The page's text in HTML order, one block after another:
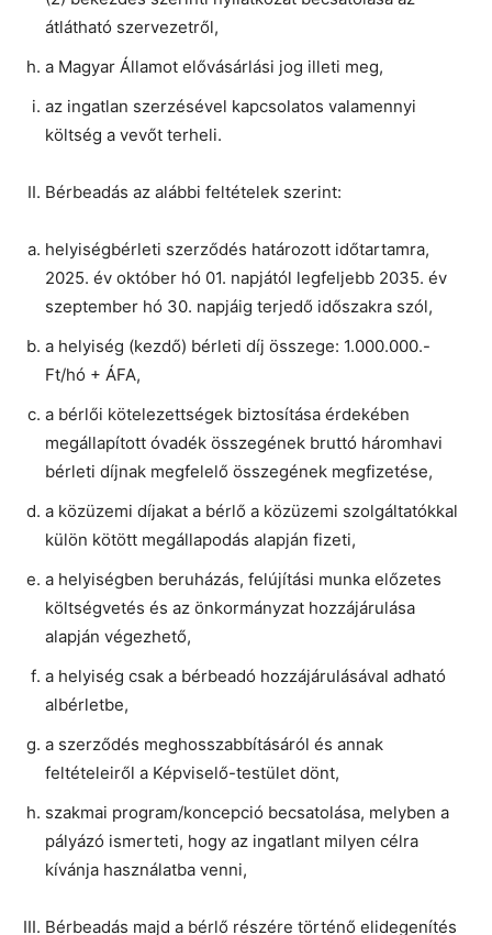
átlátható szervezetről,
a Magyar Államot elővásárlási jog illeti meg,
az ingatlan szerzésével kapcsolatos valamennyi
költség a vevőt terheli.
Bérbeadás az alábbi feltételek szerint:
helyiségbérleti szerződés határozott időtartamra,
2025. év október hó 01. napjától legfeljebb 2035. év
szeptember hó 30. napjáig terjedő időszakra szól,
a helyiség (kezdő) bérleti díj összege: 1.000.000.-
Ft/hó + ÁFA,
a bérlői kötelezettségek biztosítása érdekében
megállapított óvadék összegének bruttó háromhavi
bérleti díjnak megfelelő összegének megfizetése,
a közüzemi díjakat a bérlő a közüzemi szolgáltatókkal
külön kötött megállapodás alapján fizeti,
a helyiségben beruházás, felújítási munka előzetes
költségvetés és az önkormányzat hozzájárulása
alapján végezhető,
a helyiség csak a bérbeadó hozzájárulásával adható
albérletbe,
a szerződés meghosszabbításáról és annak
feltételeiről a Képviselő-testület dönt,
szakmai program/koncepció becsatolása, melyben a
pályázó ismerteti, hogy az ingatlant milyen célra
kívánja használatba venni,
Bérbeadás majd a bérlő részére történő elidegenítés